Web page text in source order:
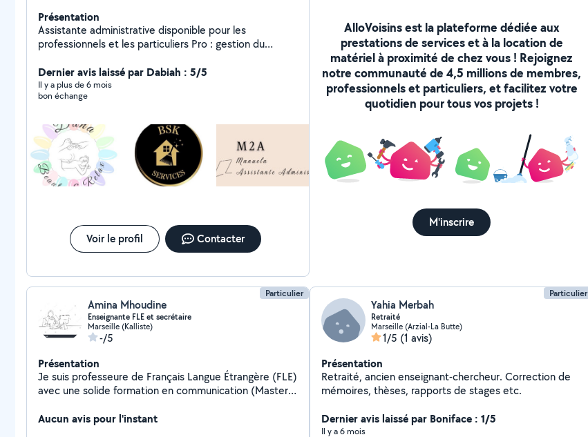
Présentation
Assistante administrative disponible pour les
professionnels et les particuliers Pro : gestion du
traitement du courrier, gestion des factures et
relances clients, suivi et classement des documents,
gestions des plannings, création logo ou support
Traiter les documents administratifs (courrier,
classement, tri, archivage, faire des démarches auprès
des différents organismes (caisses de retraite,
assurances, centre des impôts), s'assurer de prendre
rendez-vous avec des professionnels (santé,
alors en visio :)
Dernier avis laissé par Dabiah : 5/5
Il y a plus de 6 mois
bon échange
Voir le profil Contacter
AlloVoisins est la plateforme dédiée aux
prestations de services et à la location de
matériel à proximité de chez vous ! Rejoignez
notre communauté de 4,5 millions de membres,
professionnels et particuliers, et facilitez votre
quotidien pour tous vos projets !
M'inscrire
Particulier
Amina Mhoudine
Enseignante FLE et secrétaire
Marseille (Kalliste)
-/5
Présentation
Je suis professeure de Français Langue Étrangère (FLE)
avec une solide formation en communication (Master),
professionnel de secrétaire assistante.
Aucun avis pour l'instant
Particulier
Yahia Merbah
Retraité
Marseille (Arzial-La Butte)
1/5 (1 avis)
Présentation
Retraité, ancien enseignant-chercheur. Correction de
mémoires, thèses, rapports de stages etc.
Dernier avis laissé par Boniface : 1/5
Il y a 6 mois